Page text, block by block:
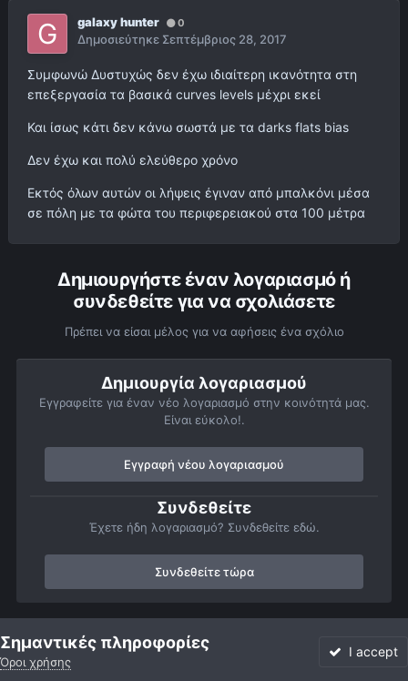
galaxy hunter 0
Δημοσιεύτηκε Σεπτέμβριος 28, 2017
Συμφωνώ Δυστυχώς δεν έχω ιδιαίτερη ικανότητα στη
επεξεργασία τα βασικά curves levels μέχρι εκεί
Και ίσως κάτι δεν κάνω σωστά με τα darks flats bias
Δεν έχω και πολύ ελεύθερο χρόνο
Εκτός όλων αυτών οι λήψεις έγιναν από μπαλκόνι μέσα
σε πόλη με τα φώτα του περιφερειακού στα 100 μέτρα
Δημιουργήστε έναν λογαριασμό ή
συνδεθείτε για να σχολιάσετε
Πρέπει να είσαι μέλος για να αφήσεις ένα σχόλιο
Δημιουργία λογαριασμού
Εγγραφείτε για έναν νέο λογαριασμό στην κοινότητά μας.
Είναι εύκολο!.
Εγγραφή νέου λογαριασμού
Συνδεθείτε
Έχετε ήδη λογαριασμό? Συνδεθείτε εδώ.
Συνδεθείτε τώρα
Αρχή Αστροφωτογραφίες Βαθύς Ουρανός
Σημαντικές πληροφορίες
Όροι χρήσης
I accept
Forum